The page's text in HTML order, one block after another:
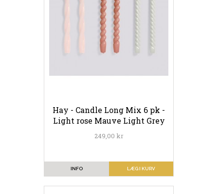
Hay - Candle Long Mix 6 pk -
Light rose Mauve Light Grey
249,00 kr
LÆG I KURV
INFO